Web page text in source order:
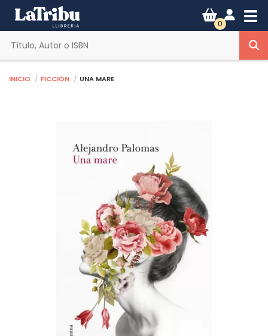
0
Inicio Ficción UNA MARE